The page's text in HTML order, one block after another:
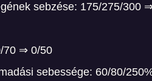
sebzése: 175/275/300
70 ⇒ 0/50
sebessége: 60/80/